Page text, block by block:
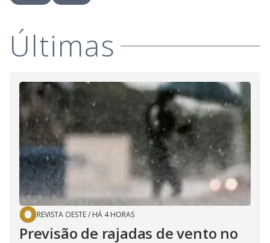
V
i
d
e
o
Últimas
REVISTA OESTE/ HÁ 4 HORAS
Previsão de rajadas de vento no